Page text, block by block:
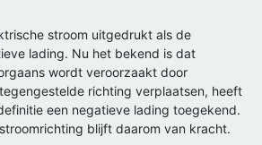
stroom uitgedrukt als de
lading. Nu het bekend is dat
wordt veroorzaakt door
richting verplaatsen, heeft
een negatieve lading toegekend.
blijft daarom van kracht.